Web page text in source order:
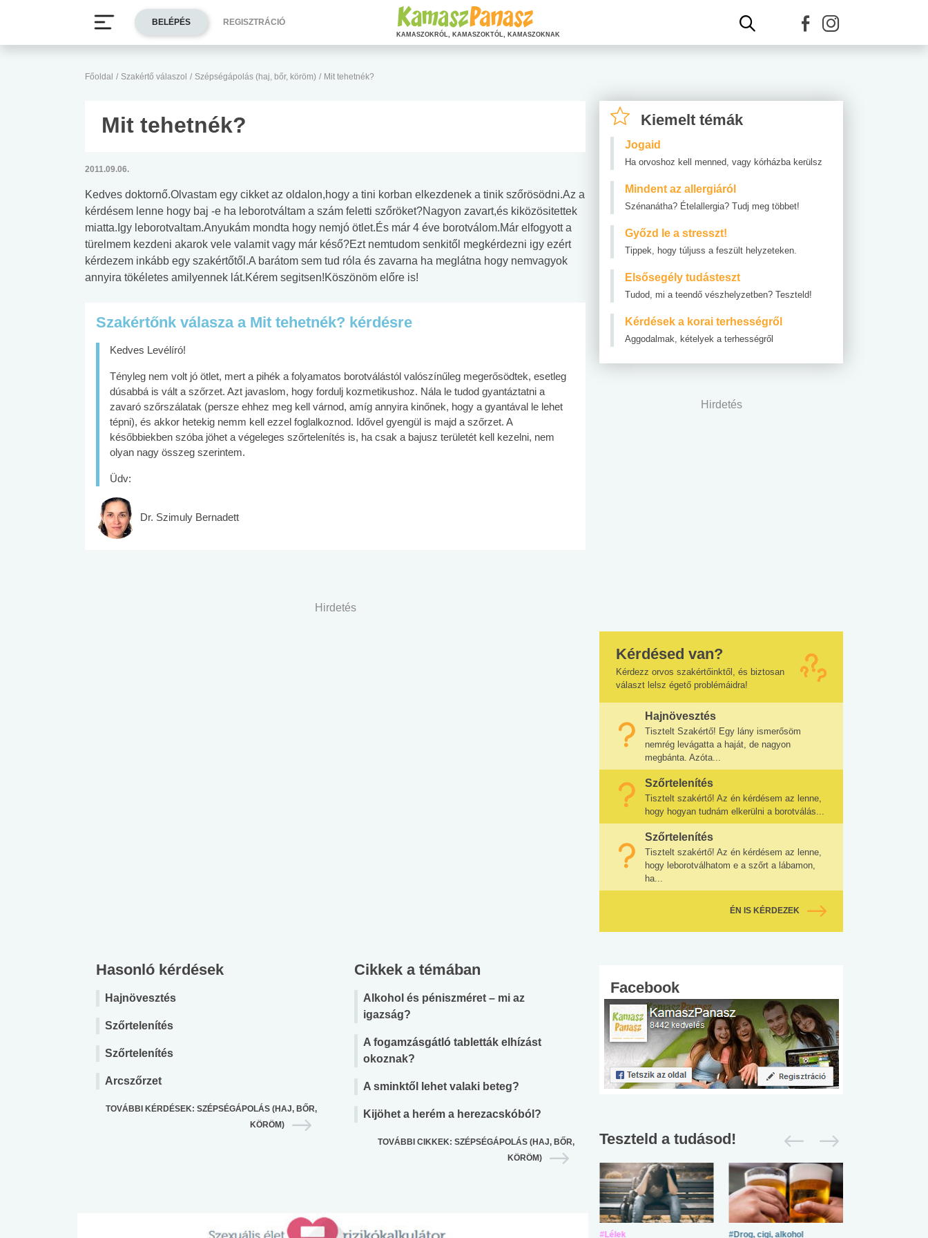
Főoldal / Szakértő válaszol / Szépségápolás (haj, bőr, köröm) / Mit tehetnék?
Mit tehetnék?
2011.09.06.
Kedves doktornő.Olvastam egy cikket az oldalon,hogy a tini korban elkezdenek a tinik szőrösödni.Az a
kérdésem lenne hogy baj -e ha leborotváltam a szám feletti szőröket?Nagyon zavart,és kiközösitettek
miatta.Igy leborotvaltam.Anyukám mondta hogy nemjó ötlet.És már 4 éve borotválom.Már elfogyott a
türelmem kezdeni akarok vele valamit vagy már késő?Ezt nemtudom senkitől megkérdezni igy ezért
kérdezem inkább egy szakértőtől.A barátom sem tud róla és zavarna ha meglátna hogy nemvagyok
annyira tökéletes amilyennek lát.Kérem segitsen!Köszönöm előre is!
Szakértőnk válasza a Mit tehetnék? kérdésre
Kedves Levélíró!
Tényleg nem volt jó ötlet, mert a pihék a folyamatos borotválástól valószínűleg megerősödtek, esetleg
dúsabbá is vált a szőrzet. Azt javaslom, hogy fordulj kozmetikushoz. Nála le tudod gyantáztatni a
zavaró szőrszálatak (persze ehhez meg kell várnod, amíg annyira kinőnek, hogy a gyantával le lehet
tépni), és akkor hetekig nemm kell ezzel foglalkoznod. Idővel gyengül is majd a szőrzet. A
későbbiekben szóba jöhet a végeleges szőrtelenítés is, ha csak a bajusz területét kell kezelni, nem
olyan nagy összeg szerintem.
Üdv:
Dr. Szimuly Bernadett
Hirdetés
Hasonló kérdések
Hajnövesztés
Szőrtelenítés
Szőrtelenítés
Arcszőrzet
TOVÁBBI KÉRDÉSEK: SZÉPSÉGÁPOLÁS (HAJ, BŐR,
KÖRÖM)
Cikkek a témában
Alkohol és péniszméret – mi az
igazság?
A fogamzásgátló tabletták elhízást
okoznak?
A sminktől lehet valaki beteg?
Kijöhet a herém a herezacskóból?
TOVÁBBI CIKKEK: SZÉPSÉGÁPOLÁS (HAJ, BŐR,
KÖRÖM)
Kiemelt témák
Jogaid
Ha orvoshoz kell menned, vagy kórházba kerülsz
Mindent az allergiáról
Szénanátha? Ételallergia? Tudj meg többet!
Győzd le a stresszt!
Tippek, hogy túljuss a feszült helyzeteken.
Elsősegély tudásteszt
Tudod, mi a teendő vészhelyzetben? Teszteld!
Kérdések a korai terhességről
Aggodalmak, kételyek a terhességről
Hirdetés
Kérdésed van?
Kérdezz orvos szakértőinktől, és biztosan
választ lelsz égető problémáidra!
Hajnövesztés
Tisztelt Szakértő! Egy lány ismerősöm
nemrég levágatta a haját, de nagyon
megbánta. Azóta...
Szőrtelenítés
Tisztelt szakértő! Az én kérdésem az lenne,
hogy hogyan tudnám elkerülni a borotválás...
Szőrtelenítés
Tisztelt szakértő! Az én kérdésem az lenne,
hogy leborotválhatom e a szőrt a lábamon,
ha...
ÉN IS KÉRDEZEK
Facebook
Teszteld a tudásod!
#Betegségek #Suli, munka #Lélek #Drog, cigi, alkohol
BELÉPÉS REGISZTRÁCIÓ
KAMASZOKRÓL, KAMASZOKTÓL, KAMASZOKNAK